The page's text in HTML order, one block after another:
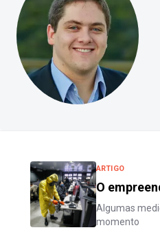
ARTIGO
O
Algumas
momento